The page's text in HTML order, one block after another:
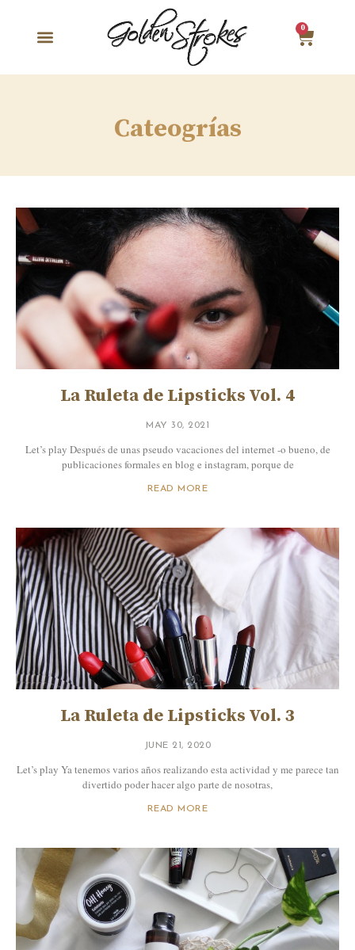
0
Cateogrías
La Ruleta de Lipsticks Vol. 4
MAY 30, 2021
Let’s play Después de unas pseudo vacaciones del internet -o bueno, de
publicaciones formales en blog e instagram, porque de
READ MORE
La Ruleta de Lipsticks Vol. 3
JUNE 21, 2020
Let’s play Ya tenemos varios años realizando esta actividad y me parece tan
divertido poder hacer algo parte de nosotras,
READ MORE